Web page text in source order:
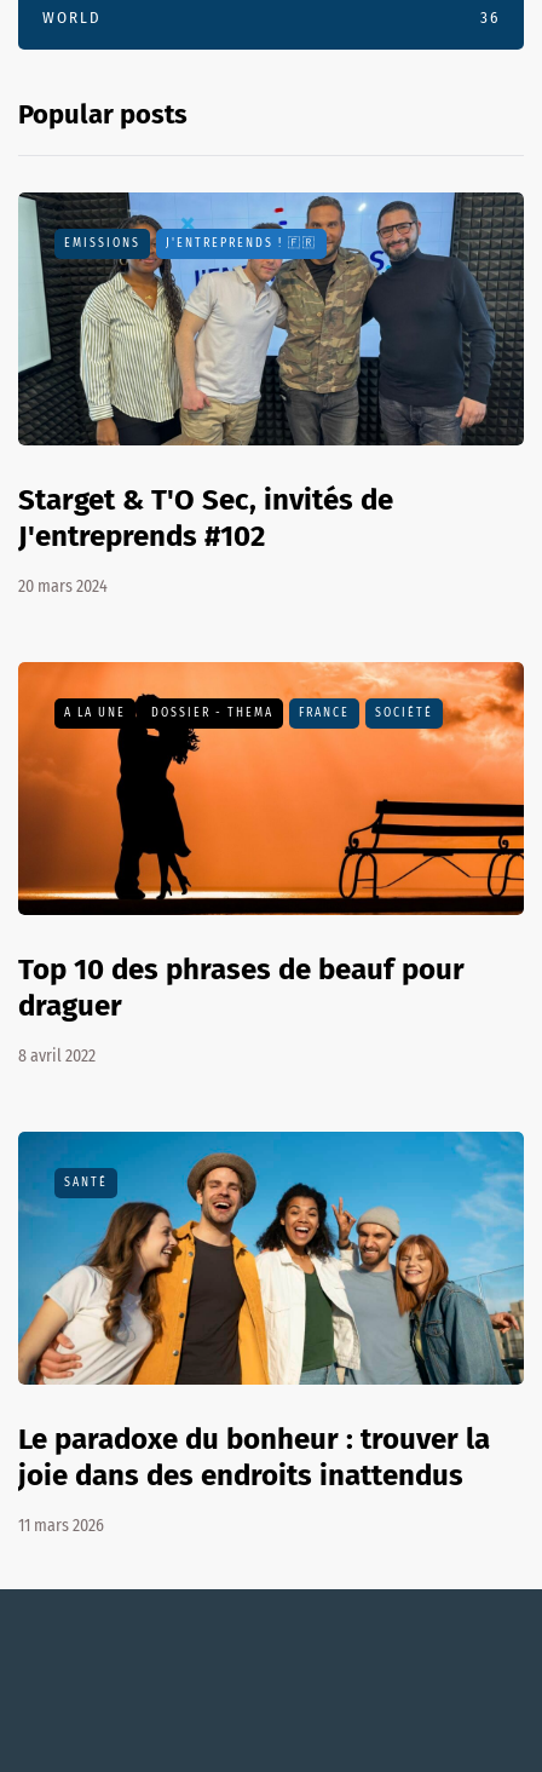
WORLD 36
Popular posts
EMISSIONS J'ENTREPRENDS ! 🇫🇷
Starget & T'O Sec, invités de
J'entreprends #102
20 mars 2024
A LA UNE DOSSIER - THEMA FRANCE SOCIÉTÉ
Top 10 des phrases de beauf pour
draguer
8 avril 2022
SANTÉ
Le paradoxe du bonheur : trouver la
joie dans des endroits inattendus
11 mars 2026